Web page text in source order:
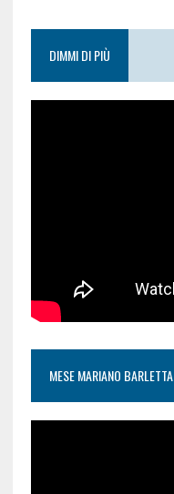
DIMMI DI PIÙ
MESE MARIANO BARLETTA